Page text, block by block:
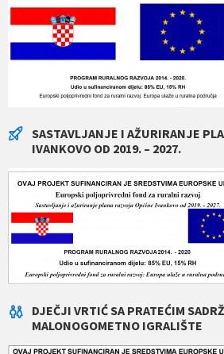
SASTAVLJANJE I AŽURIRANJE
IVANKOVO OD 2019. – 2027.
DJEČJI VRTIĆ SA PRATEĆIM
MALONOGOMETNO IGRALIŠTE